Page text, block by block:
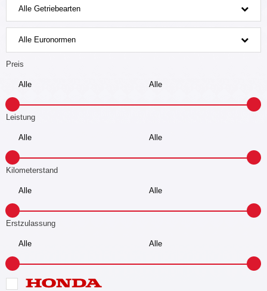
Alle Getriebearten
Alle Euronormen
Preis
Leistung
Kilometerstand
Erstzulassung